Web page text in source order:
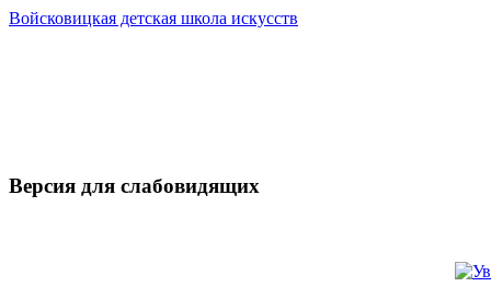
Войсковицкая детская школа искусств
Версия для слабовидящих